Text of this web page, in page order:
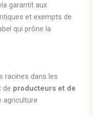
garantit aux
et exempts de
qui prône la
racines dans les
de producteurs et de
agriculture